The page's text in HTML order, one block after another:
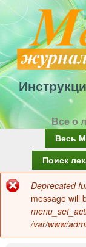
Все о
а
в
о
Весь
Поиск
об
ошибке
Deprecated
message will
/var/www/